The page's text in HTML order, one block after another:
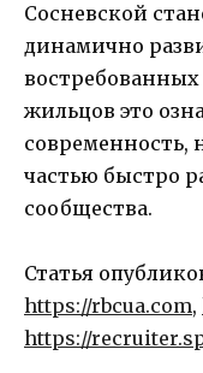
Сосневской
динамично
жильцов это
современность,
частью быстро
сообщества.
Статья
https://rbcua.com,
https://